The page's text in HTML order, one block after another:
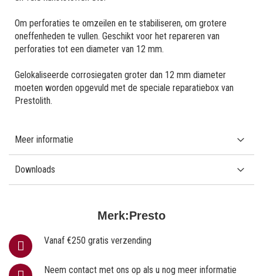
Merk:Presto
Vanaf €250 gratis verzending
Neem contact met ons op als u nog meer informatie
Om perforaties te omzeilen en te stabiliseren, om grotere
oneffenheden te vullen. Geschikt voor het repareren van
perforaties tot een diameter van 12 mm.
Gelokaliseerde corrosiegaten groter dan 12 mm diameter
moeten worden opgevuld met de speciale reparatiebox van
Prestolith.
Meer informatie
Downloads